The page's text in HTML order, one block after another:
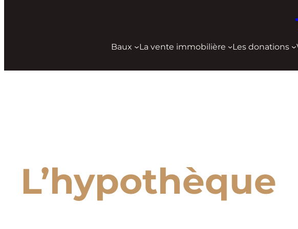
Baux La vente immobilière Les donations
L’hypothèque